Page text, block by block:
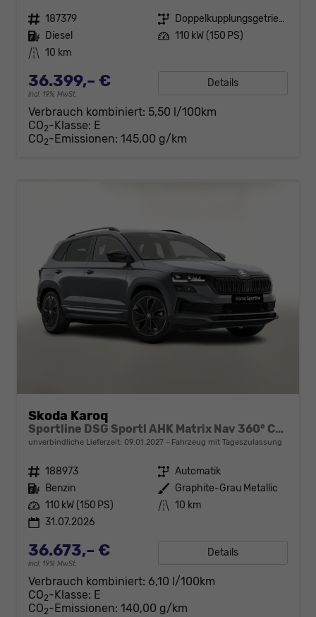
Fahrzeugnr. 187379 Getriebe
Doppelkupplungsgetriebe (DSG)
Kraftstoff Diesel Leistung 110 kW (150 PS)
Kilometerstand 10 km
36.399,– €
incl. 19% MwSt.
Details
Verbrauch kombiniert: 5,50 l/100km
CO2-Klasse: E
CO2-Emissionen: 145,00 g/km
Skoda Karoq
Sportline DSG Sportl AHK Matrix Nav 360° Canton ACC
unverbindliche Lieferzeit: 09.01.2027 Fahrzeug mit Tageszulassung
Fahrzeugnr. 188973 Getriebe Automatik
Kraftstoff Benzin Außenfarbe Graphite-Grau Metallic
Leistung 110 kW (150 PS) Kilometerstand 10 km
31.07.2026
36.673,– €
incl. 19% MwSt.
Details
Verbrauch kombiniert: 6,10 l/100km
CO2-Klasse: E
CO2-Emissionen: 140,00 g/km